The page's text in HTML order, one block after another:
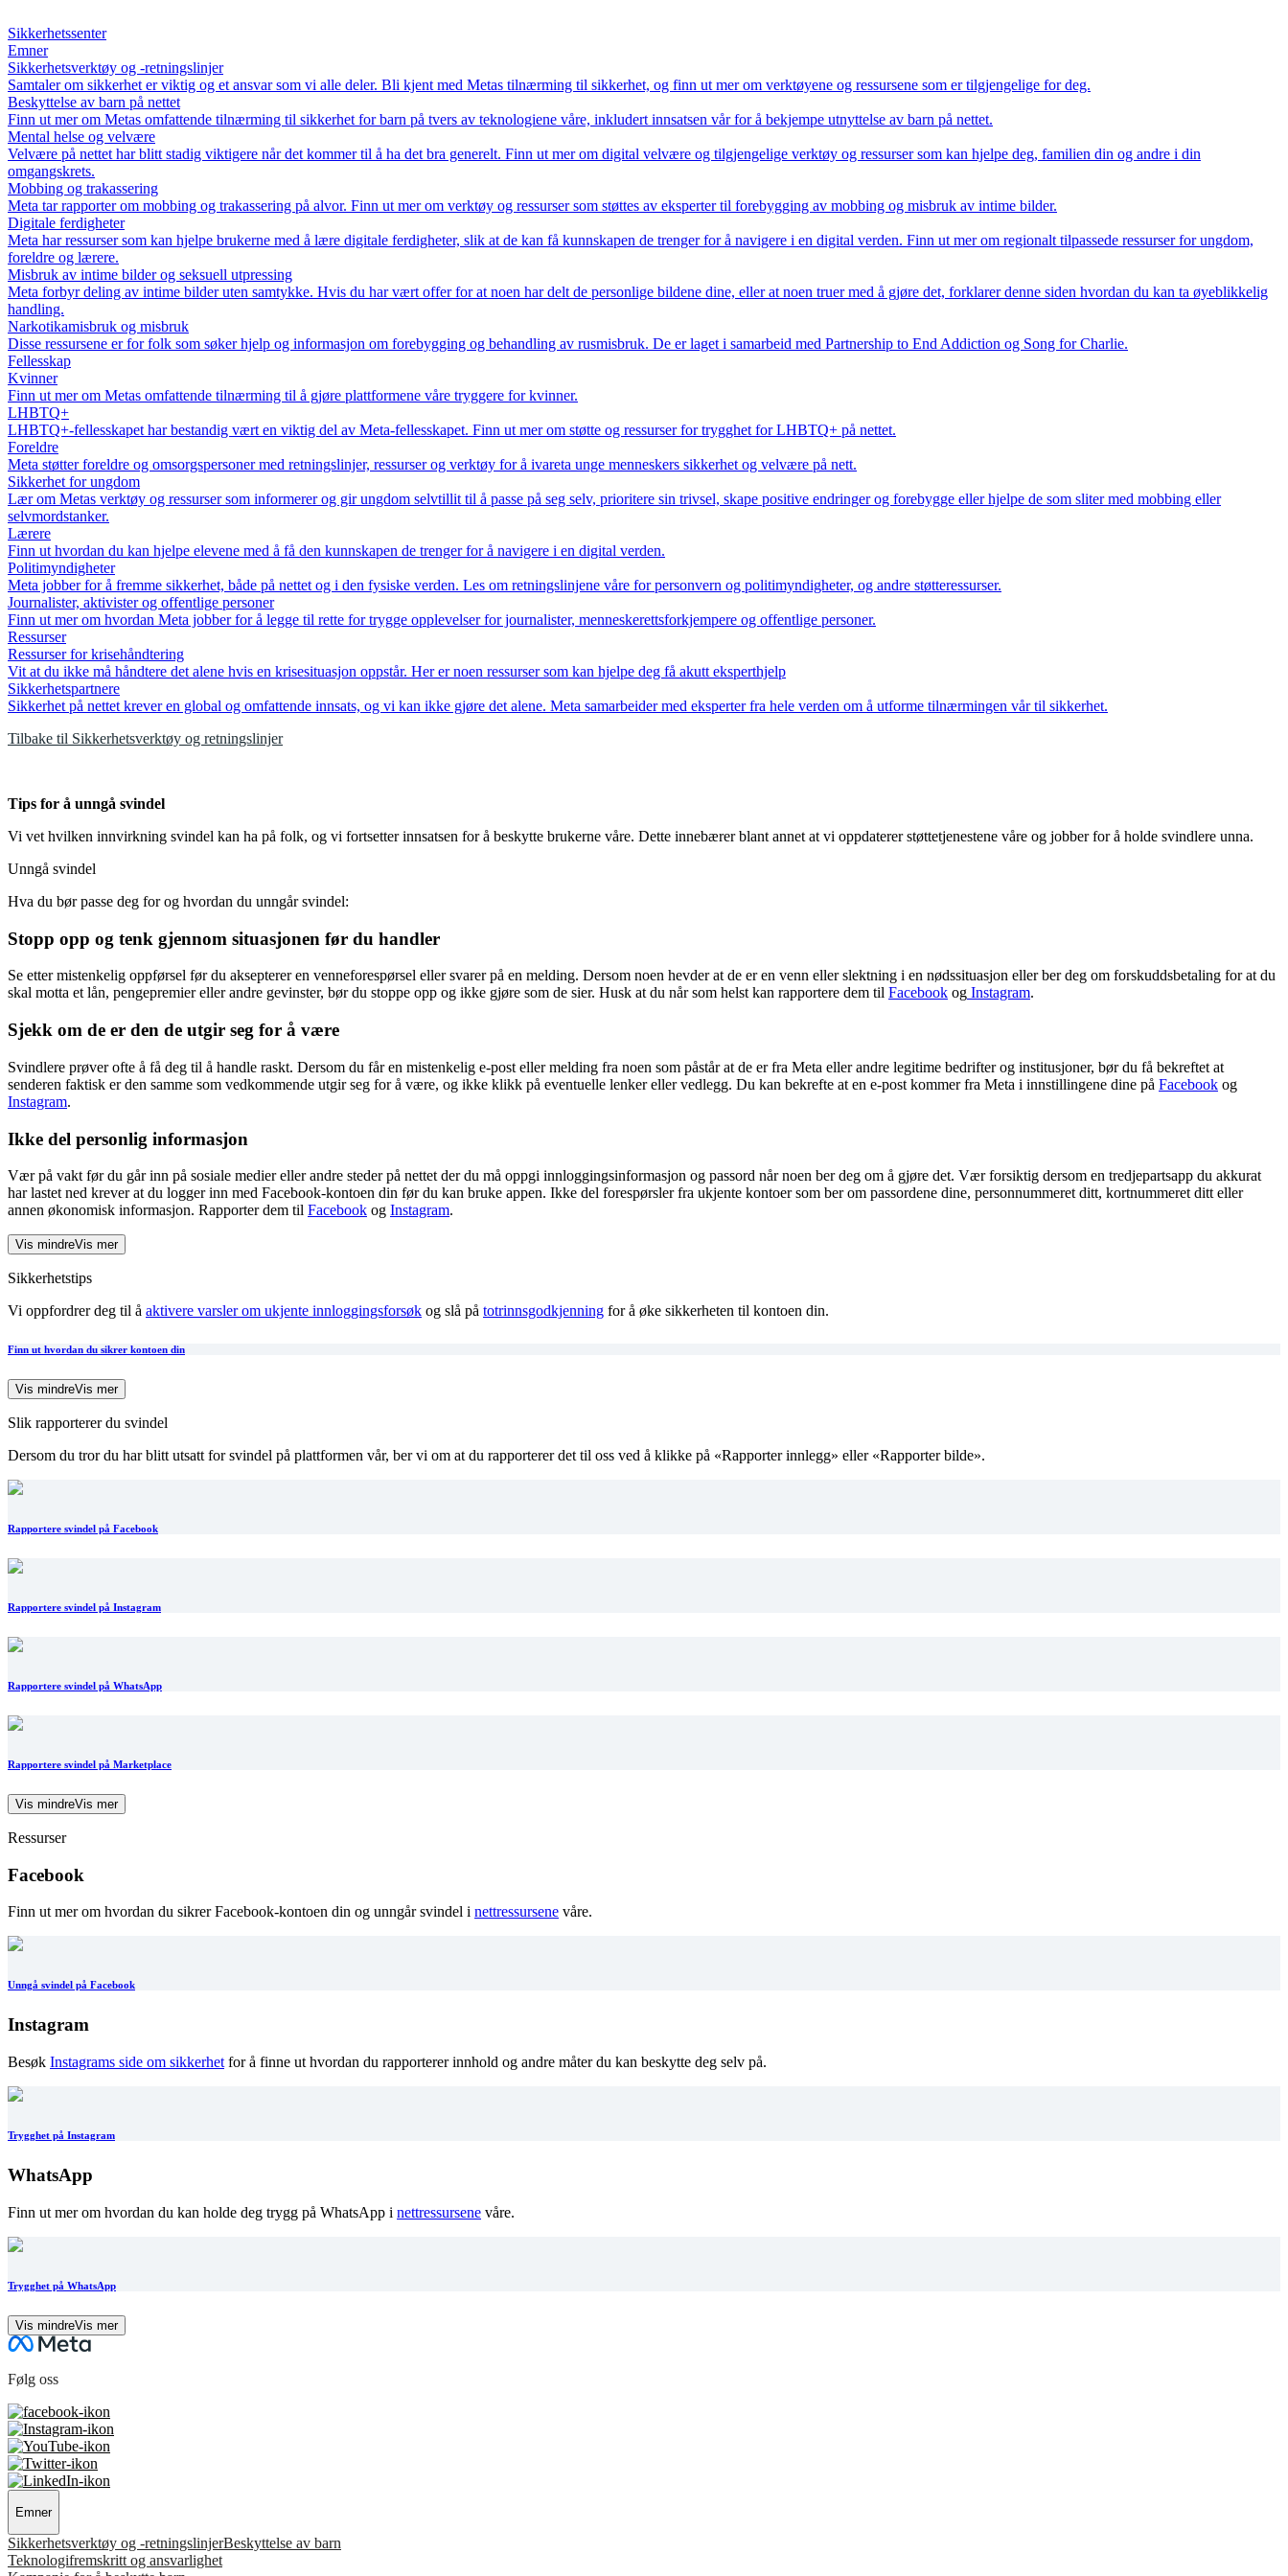
Sikkerhetssenter
Emner
Sikkerhetsverktøy og -retningslinjer
Samtaler om sikkerhet er viktig og et ansvar som vi alle deler. Bli kjent med Metas tilnærming til sikkerhet, og finn ut mer om verktøyene og ressursene som er tilgjengelige for deg.
Beskyttelse av barn på nettet
Finn ut mer om Metas omfattende tilnærming til sikkerhet for barn på tvers av teknologiene våre, inkludert innsatsen vår for å bekjempe utnyttelse av barn på nettet.
Mental helse og velvære
Velvære på nettet har blitt stadig viktigere når det kommer til å ha det bra generelt. Finn ut mer om digital velvære og tilgjengelige verktøy og ressurser som kan hjelpe deg, familien din og andre i din
omgangskrets.
Mobbing og trakassering
Meta tar rapporter om mobbing og trakassering på alvor. Finn ut mer om verktøy og ressurser som støttes av eksperter til forebygging av mobbing og misbruk av intime bilder.
Digitale ferdigheter
Meta har ressurser som kan hjelpe brukerne med å lære digitale ferdigheter, slik at de kan få kunnskapen de trenger for å navigere i en digital verden. Finn ut mer om regionalt tilpassede ressurser for ungdom,
foreldre og lærere.
Misbruk av intime bilder og seksuell utpressing
Meta forbyr deling av intime bilder uten samtykke. Hvis du har vært offer for at noen har delt de personlige bildene dine, eller at noen truer med å gjøre det, forklarer denne siden hvordan du kan ta øyeblikkelig
handling.
Narkotikamisbruk og misbruk
Disse ressursene er for folk som søker hjelp og informasjon om forebygging og behandling av rusmisbruk. De er laget i samarbeid med Partnership to End Addiction og Song for Charlie.
Fellesskap
Kvinner
Finn ut mer om Metas omfattende tilnærming til å gjøre plattformene våre tryggere for kvinner.
LHBTQ+
LHBTQ+-fellesskapet har bestandig vært en viktig del av Meta-fellesskapet. Finn ut mer om støtte og ressurser for trygghet for LHBTQ+ på nettet.
Foreldre
Meta støtter foreldre og omsorgspersoner med retningslinjer, ressurser og verktøy for å ivareta unge menneskers sikkerhet og velvære på nett.
Sikkerhet for ungdom
Lær om Metas verktøy og ressurser som informerer og gir ungdom selvtillit til å passe på seg selv, prioritere sin trivsel, skape positive endringer og forebygge eller hjelpe de som sliter med mobbing eller
selvmordstanker.
Lærere
Finn ut hvordan du kan hjelpe elevene med å få den kunnskapen de trenger for å navigere i en digital verden.
Politimyndigheter
Meta jobber for å fremme sikkerhet, både på nettet og i den fysiske verden. Les om retningslinjene våre for personvern og politimyndigheter, og andre støtteressurser.
Journalister, aktivister og offentlige personer
Finn ut mer om hvordan Meta jobber for å legge til rette for trygge opplevelser for journalister, menneskerettsforkjempere og offentlige personer.
Ressurser
Ressurser for krisehåndtering
Vit at du ikke må håndtere det alene hvis en krisesituasjon oppstår. Her er noen ressurser som kan hjelpe deg få akutt eksperthjelp
Sikkerhetspartnere
Sikkerhet på nettet krever en global og omfattende innsats, og vi kan ikke gjøre det alene. Meta samarbeider med eksperter fra hele verden om å utforme tilnærmingen vår til sikkerhet.
Tilbake til Sikkerhetsverktøy og retningslinjer
Tips for å unngå svindel
Vi vet hvilken innvirkning svindel kan ha på folk, og vi fortsetter innsatsen for å beskytte brukerne våre. Dette innebærer blant annet at vi oppdaterer støttetjenestene våre og jobber for å holde svindlere unna.
Unngå svindel
Hva du bør passe deg for og hvordan du unngår svindel:
Stopp opp og tenk gjennom situasjonen før du handler
Se etter mistenkelig oppførsel før du aksepterer en venneforespørsel eller svarer på en melding. Dersom noen hevder at de er en venn eller slektning i en nødssituasjon eller ber deg om forskuddsbetaling for at du
skal motta et lån, pengepremier eller andre gevinster, bør du stoppe opp og ikke gjøre som de sier. Husk at du når som helst kan rapportere dem til Facebook og Instagram.
Sjekk om de er den de utgir seg for å være
Svindlere prøver ofte å få deg til å handle raskt. Dersom du får en mistenkelig e-post eller melding fra noen som påstår at de er fra Meta eller andre legitime bedrifter og institusjoner, bør du få bekreftet at
senderen faktisk er den samme som vedkommende utgir seg for å være, og ikke klikk på eventuelle lenker eller vedlegg. Du kan bekrefte at en e-post kommer fra Meta i innstillingene dine på Facebook og
Instagram.
Ikke del personlig informasjon
Vær på vakt før du går inn på sosiale medier eller andre steder på nettet der du må oppgi innloggingsinformasjon og passord når noen ber deg om å gjøre det. Vær forsiktig dersom en tredjepartsapp du akkurat
har lastet ned krever at du logger inn med Facebook-kontoen din før du kan bruke appen. Ikke del forespørsler fra ukjente kontoer som ber om passordene dine, personnummeret ditt, kortnummeret ditt eller
annen økonomisk informasjon. Rapporter dem til Facebook og Instagram.
Vis mindreVis mer
Sikkerhetstips
Vi oppfordrer deg til å aktivere varsler om ukjente innloggingsforsøk og slå på totrinnsgodkjenning for å øke sikkerheten til kontoen din.
Finn ut hvordan du sikrer kontoen din
Vis mindreVis mer
Slik rapporterer du svindel
Dersom du tror du har blitt utsatt for svindel på plattformen vår, ber vi om at du rapporterer det til oss ved å klikke på «Rapporter innlegg» eller «Rapporter bilde».
Rapportere svindel på Facebook
Rapportere svindel på Instagram
Rapportere svindel på WhatsApp
Rapportere svindel på Marketplace
Vis mindreVis mer
Ressurser
Facebook
Finn ut mer om hvordan du sikrer Facebook-kontoen din og unngår svindel i nettressursene våre.
Unngå svindel på Facebook
Instagram
Besøk Instagrams side om sikkerhet for å finne ut hvordan du rapporterer innhold og andre måter du kan beskytte deg selv på.
Trygghet på Instagram
WhatsApp
Finn ut mer om hvordan du kan holde deg trygg på WhatsApp i nettressursene våre.
Trygghet på WhatsApp
Vis mindreVis mer
Følg oss
Emner
Sikkerhetsverktøy og -retningslinjerBeskyttelse av barn
Teknologifremskritt og ansvarlighet